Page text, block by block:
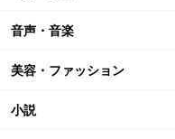
音声・音楽
美容・ファッション
小説